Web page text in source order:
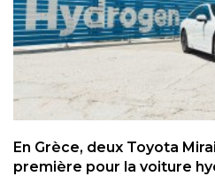
En Grèce, deux Toyota
première pour la voiture